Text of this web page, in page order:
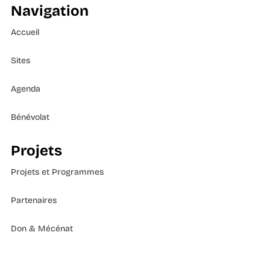
Navigation
Accueil
Sites
Agenda
Bénévolat
Projets
Projets et Programmes
Partenaires
Don & Mécénat